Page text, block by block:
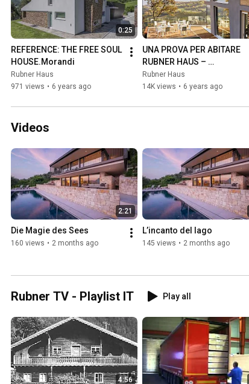
0:25
REFERENCE: THE FREE SOUL
HOUSE.Morandi
Rubner Haus
971 views • 6 years ago
UNA PROVA PER ABITARE
RUBNER HAUS –
BENVENUTO DA PINOCCHIO!
Rubner Haus
14K views • 6 years ago
Videos
2:21
Die Magie des Sees
160 views • 2 months ago
L’incanto del lago
145 views • 2 months ago
Rubner TV - Playlist IT Play all
4:56